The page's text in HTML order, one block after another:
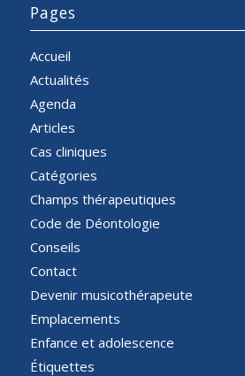
Pages
Accueil
Actualités
Agenda
Articles
Cas cliniques
Catégories
Champs thérapeutiques
Code de Déontologie
Conseils
Contact
Devenir musicothérapeute
Emplacements
Enfance et adolescence
Étiquettes